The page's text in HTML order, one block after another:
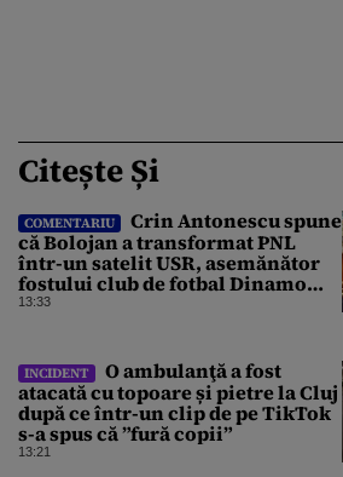
Citește Și
COMENTARIU
Crin Antonescu spune
că Bolojan a transformat PNL
într-un satelit USR, asemănător
fostului club de fotbal Dinamo
Victoria, care a aparținut Miliției
13:33
INCIDENT
O ambulanţă a fost
atacată cu topoare și pietre la Cluj
după ce într-un clip de pe TikTok
s-a spus că ”fură copii”
13:21